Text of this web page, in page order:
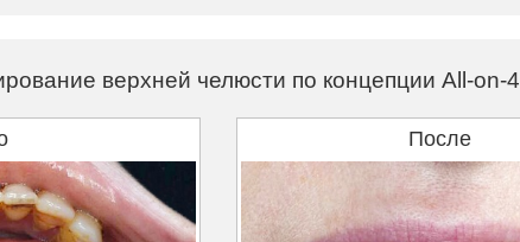
верхней челюсти по концепции All-on-4
После